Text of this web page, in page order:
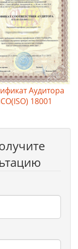
Аудитора
18001